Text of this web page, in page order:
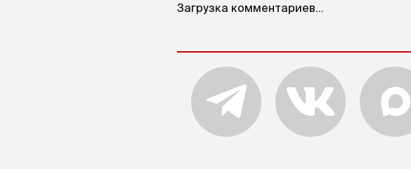
Загрузка комментариев...